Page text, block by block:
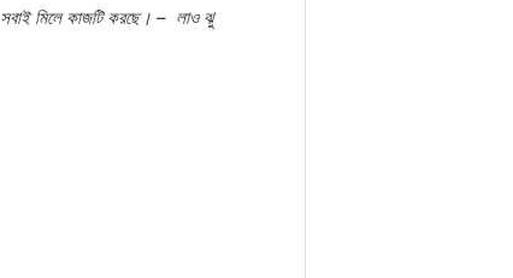
সবাই মিলে কাজটি করছে। – লাও ঝু